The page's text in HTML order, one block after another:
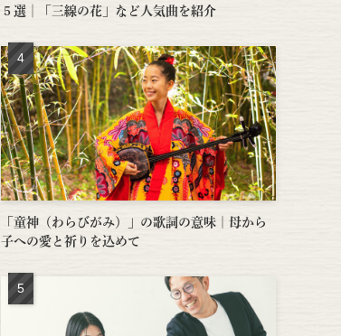
５選│「三線の花」など人気曲を紹介
「童神（わらびがみ）」の歌詞の意味｜母から
子への愛と祈りを込めて